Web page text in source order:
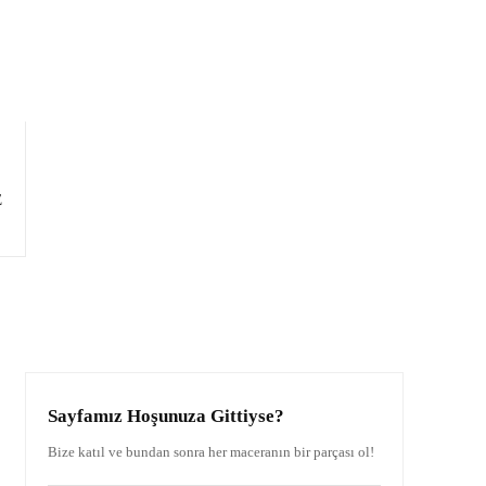
Sayfamız Hoşunuza Gittiyse?
Bize katıl ve bundan sonra her maceranın bir parçası ol!